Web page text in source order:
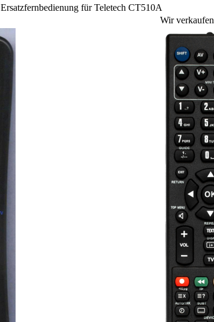
Ersatzfernbedienung für Teletech CT510A
Wir verkaufen